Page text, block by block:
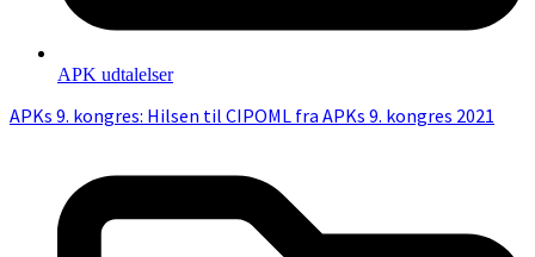
APK udtalelser
APKs 9. kongres: Hilsen til CIPOML fra APKs 9. kongres 2021